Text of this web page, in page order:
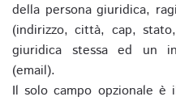
della persona giuridica,
(indirizzo, città, cap,
giuridica stessa ed un
(email).
Il solo campo opzionale